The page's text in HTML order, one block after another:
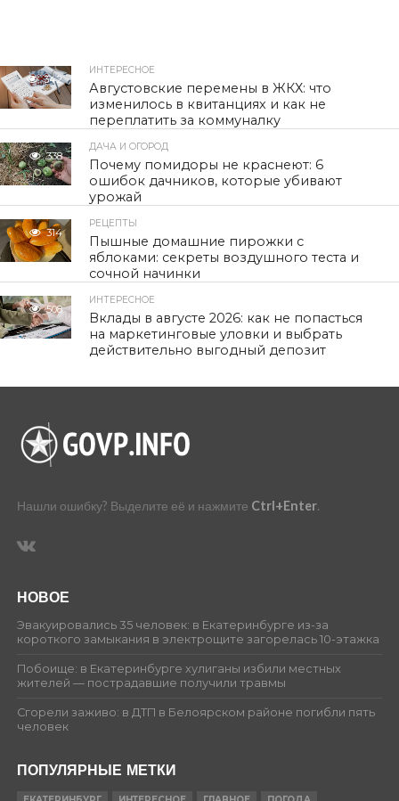
342
ИНТЕРЕСНОЕ
Августовские перемены в ЖКХ: что
изменилось в квитанциях и как не
переплатить за коммуналку
338
ДАЧА И ОГОРОД
Почему помидоры не краснеют: 6
ошибок дачников, которые убивают
урожай
314
РЕЦЕПТЫ
Пышные домашние пирожки с
яблоками: секреты воздушного теста и
сочной начинки
508
ИНТЕРЕСНОЕ
Вклады в августе 2026: как не попасться
на маркетинговые уловки и выбрать
действительно выгодный депозит
Нашли ошибку? Выделите её и нажмите Ctrl+Enter.
НОВОЕ
Эвакуировались 35 человек: в Екатеринбурге из-за
короткого замыкания в электрощите загорелась 10-этажка
Побоище: в Екатеринбурге хулиганы избили местных
жителей — пострадавшие получили травмы
Сгорели заживо: в ДТП в Белоярском районе погибли пять
человек
ПОПУЛЯРНЫЕ МЕТКИ